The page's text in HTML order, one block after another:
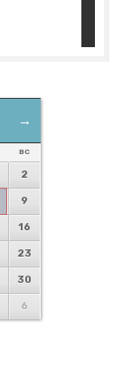
→
ВС
2
9
16
23
30
6